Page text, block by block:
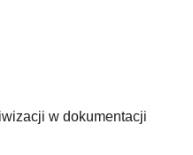
w dokumentacji